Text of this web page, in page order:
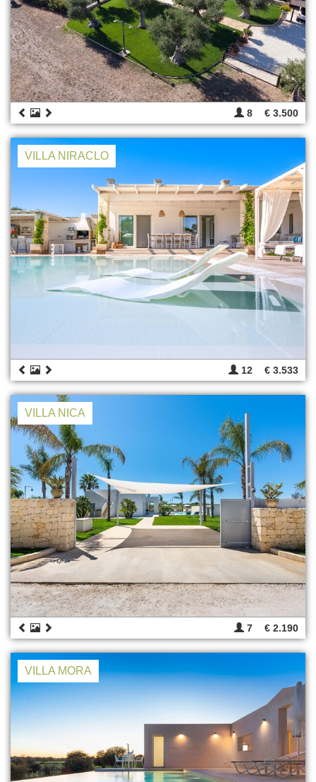
8 € 3.500
VILLA NIRACLO
12 € 3.533
VILLA NICA
7 € 2.190
VILLA MORA